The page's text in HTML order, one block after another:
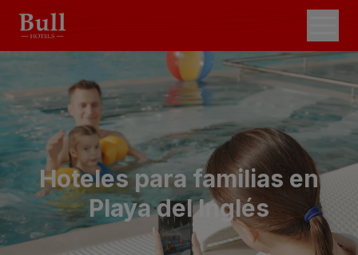
Hoteles para familias en
Playa del Inglés